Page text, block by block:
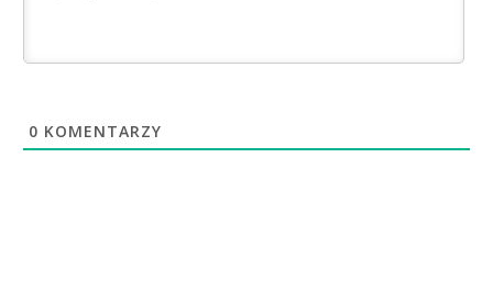
0 KOMENTARZY